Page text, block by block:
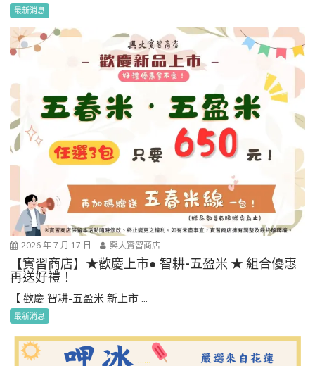
最新消息
2026 年 7 月 17 日 興大實習商店
【實習商店】★歡慶上市● 智耕-五盈米 ★ 組合優惠
再送好禮！
【 歡慶 智耕-五盈米 新上市 ...
最新消息